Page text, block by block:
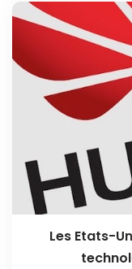
Les Etats-